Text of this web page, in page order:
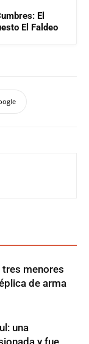
El
El Faldeo
tres menores
de arma
una
y fue